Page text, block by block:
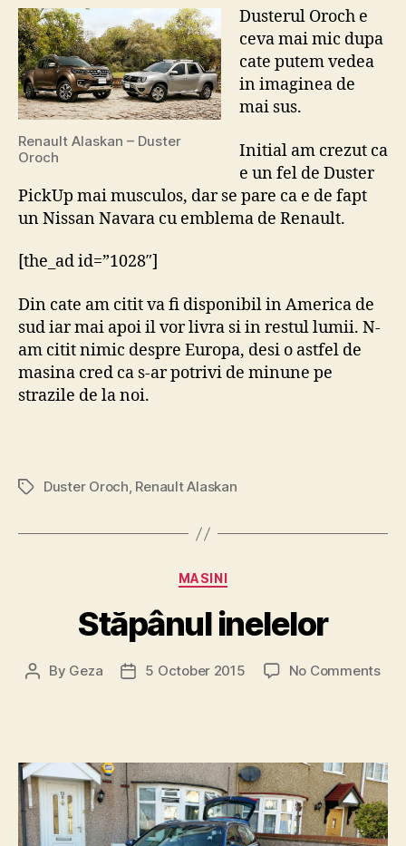
Renault Alaskan – Duster
Oroch
Dusterul Oroch e
ceva mai mic dupa
cate putem vedea
in imaginea de
mai sus.
Initial am crezut ca
e un fel de Duster
PickUp mai musculos, dar se pare ca e de fapt
un Nissan Navara cu emblema de Renault.
[the_ad id=”1028″]
Din cate am citit va fi disponibil in America de
sud iar mai apoi il vor livra si in restul lumii. N-
am citit nimic despre Europa, desi o astfel de
masina cred ca s-ar potrivi de minune pe
strazile de la noi.
TagsDuster Oroch, Renault Alaskan
Categories
MASINI
Stăpânul inelelor
Post
By Geza
Post5 October 2015 No Commentson